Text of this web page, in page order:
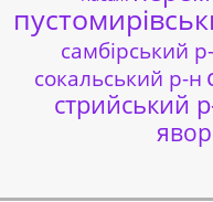
самбірський
сокальський р-н
стрийський